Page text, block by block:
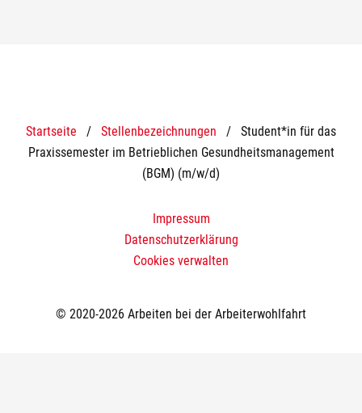
Startseite / Stellenbezeichnungen / Student*in für das
Praxissemester im Betrieblichen Gesundheitsmanagement
(BGM) (m/w/d)
Impressum
Datenschutzerklärung
Cookies verwalten
© 2020-2026 Arbeiten bei der Arbeiterwohlfahrt